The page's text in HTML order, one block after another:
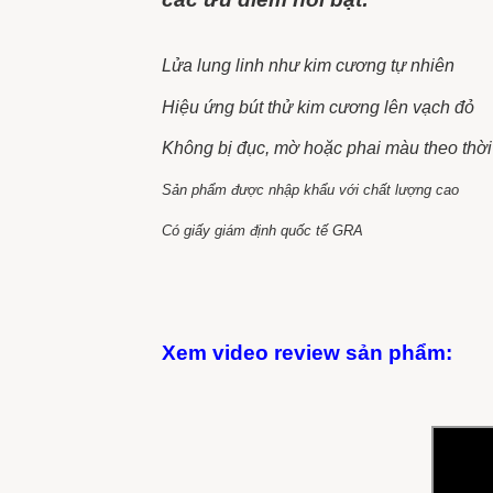
Lửa lung linh như kim cương tự nhiên
Hiệu ứng bút thử kim cương lên vạch đỏ
Không bị đục, mờ hoặc phai màu theo
Sản phẩm được nhập khẩu với chất lượng cao
Có giấy giám định quốc tế GRA
Xem video review sản phẩm: